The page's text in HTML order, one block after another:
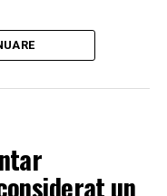
decât pare. Da,
cu nostalgia
concretă a
fapt în
un